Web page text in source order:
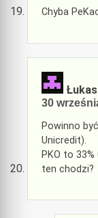
Chyba
30
Powinno
Unicredit).
PKO to
ten chodzi?